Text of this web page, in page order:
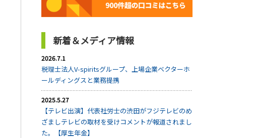
新着＆メディア情報
2026.7.1
税理士法人V-spiritsグループ、上場企業ベクターホ
ールディングスと業務提携
2025.5.27
【テレビ出演】代表社労士の渋田がフジテレビのめ
ざましテレビの取材を受けコメントが報道されまし
た。【厚生年金】